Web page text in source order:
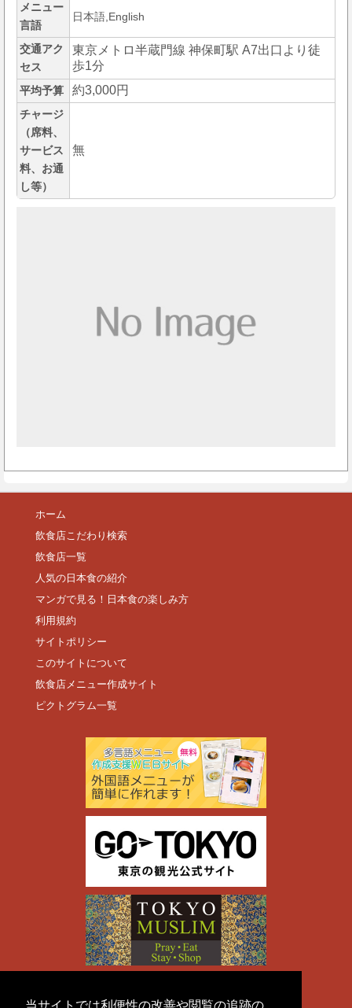
メニュー
言語
日本語,English
交通アク
セス
東京メトロ半蔵門線 神保町駅 A7出口より徒
歩1分
平均予算 約3,000円
チャージ
（席料、
サービス
料、お通
し等）
無
ホーム
飲食店こだわり検索
飲食店一覧
人気の日本食の紹介
マンガで見る！日本食の楽しみ方
利用規約
サイトポリシー
このサイトについて
飲食店メニュー作成サイト
ピクトグラム一覧